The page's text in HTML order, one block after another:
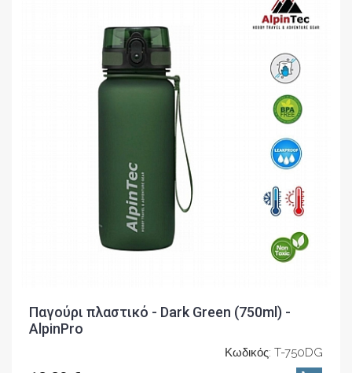
Παγούρι πλαστικό - Dark Green (750ml) -
AlpinPro
Κωδικός: T-750DG